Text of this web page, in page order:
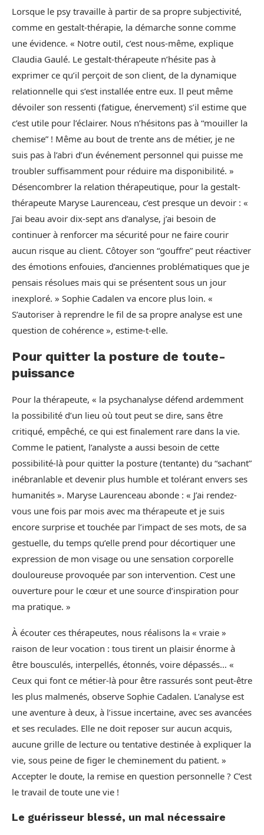
Lorsque le psy travaille à partir de sa propre subjectivité,
comme en gestalt-thérapie, la démarche sonne comme
une évidence. « Notre outil, c’est nous-même, explique
Claudia Gaulé. Le gestalt-thérapeute n’hésite pas à
exprimer ce qu’il perçoit de son client, de la dynamique
relationnelle qui s’est installée entre eux. Il peut même
dévoiler son ressenti (fatigue, énervement) s’il estime que
c’est utile pour l’éclairer. Nous n’hésitons pas à “mouiller la
chemise” ! Même au bout de trente ans de métier, je ne
suis pas à l’abri d’un événement personnel qui puisse me
troubler suffisamment pour réduire ma disponibilité. »
Désencombrer la relation thérapeutique, pour la gestalt-
thérapeute Maryse Laurenceau, c’est presque un devoir : «
J’ai beau avoir dix-sept ans d’analyse, j’ai besoin de
continuer à renforcer ma sécurité pour ne faire courir
aucun risque au client. Côtoyer son “gouffre” peut réactiver
des émotions enfouies, d’anciennes problématiques que je
pensais résolues mais qui se présentent sous un jour
inexploré. » Sophie Cadalen va encore plus loin. «
S’autoriser à reprendre le fil de sa propre analyse est une
question de cohérence », estime-t-elle.
Pour quitter la posture de toute-
puissance
Pour la thérapeute, « la psychanalyse défend ardemment
la possibilité d’un lieu où tout peut se dire, sans être
critiqué, empêché, ce qui est finalement rare dans la vie.
Comme le patient, l’analyste a aussi besoin de cette
possibilité-là pour quitter la posture (tentante) du “sachant”
inébranlable et devenir plus humble et tolérant envers ses
humanités ». Maryse Laurenceau abonde : « J’ai rendez-
vous une fois par mois avec ma thérapeute et je suis
encore surprise et touchée par l’impact de ses mots, de sa
gestuelle, du temps qu’elle prend pour décortiquer une
expression de mon visage ou une sensation corporelle
douloureuse provoquée par son intervention. C’est une
ouverture pour le cœur et une source d’inspiration pour
ma pratique. »
À écouter ces thérapeutes, nous réalisons la « vraie »
raison de leur vocation : tous tirent un plaisir énorme à
être bousculés, interpellés, étonnés, voire dépassés… «
Ceux qui font ce métier-là pour être rassurés sont peut-être
les plus malmenés, observe Sophie Cadalen. L’analyse est
une aventure à deux, à l’issue incertaine, avec ses avancées
et ses reculades. Elle ne doit reposer sur aucun acquis,
aucune grille de lecture ou tentative destinée à expliquer la
vie, sous peine de figer le cheminement du patient. »
Accepter le doute, la remise en question personnelle ? C’est
le travail de toute une vie !
Le guérisseur blessé, un mal nécessaire